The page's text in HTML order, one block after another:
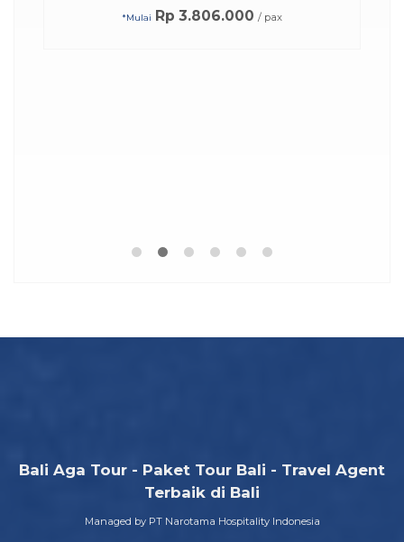
*Mulai Rp 3.806.000 / pax
Bali Aga Tour - Paket Tour Bali - Travel Agent
Terbaik di Bali
Managed by PT Narotama Hospitality Indonesia